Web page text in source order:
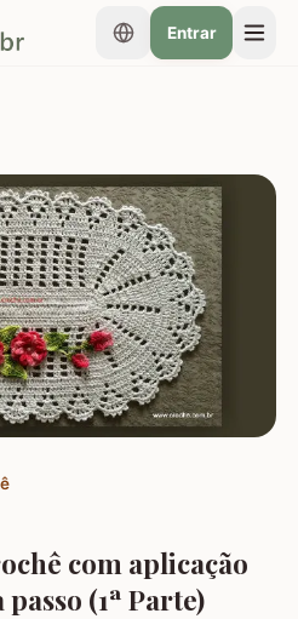
Entrar
com aplicação
(1ª Parte)